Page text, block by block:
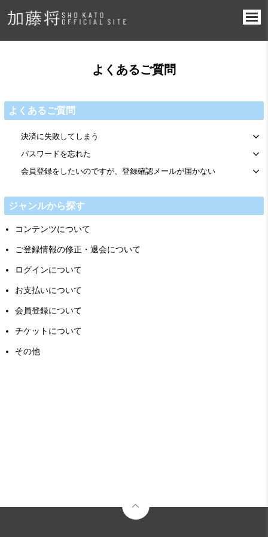
よくあるご質問
よくあるご質問
決済に失敗してしまう
パスワードを忘れた
会員登録をしたいのですが、登録確認メールが届かない
ジャンルから探す
コンテンツについて
ご登録情報の修正・退会について
ログインについて
お支払いについて
会員登録について
チケットについて
その他